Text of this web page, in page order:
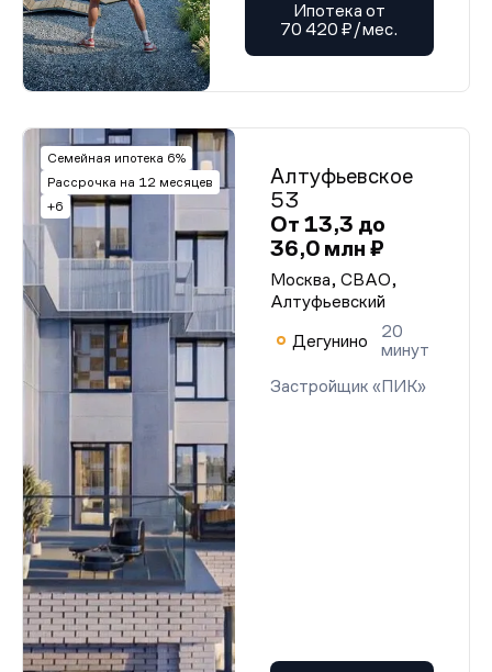
Ипотека от
70 420 ₽/мес.
Семейная ипотека 6%
Рассрочка на 12 месяцев
+6
Алтуфьевское
53
От 13,3 до
36,0 млн ₽
Москва, СВАО,
Алтуфьевский
Дегунино
20
минут
Застройщик «ПИК»